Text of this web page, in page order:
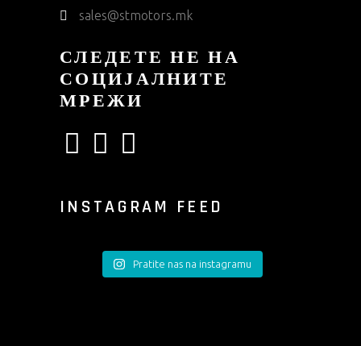
sales@stmotors.mk
СЛЕДЕТЕ НЕ НА
СОЦИЈАЛНИТЕ
МРЕЖИ
INSTAGRAM FEED
Pratite nas na instagramu